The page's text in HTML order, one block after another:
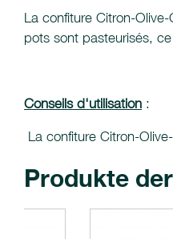
La confiture Citron-
pots sont pasteurisés,
Conseils d'utilisation :
La confiture Citron-
Produkte